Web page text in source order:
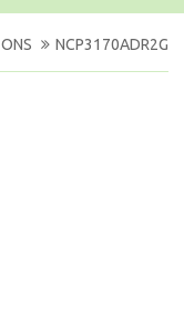
ONS NCP3170ADR2G